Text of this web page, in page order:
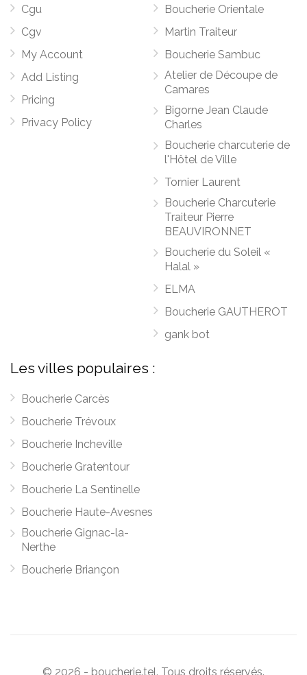
Cgu
Cgv
My Account
Add Listing
Pricing
Privacy Policy
Boucherie Orientale
Martin Traiteur
Boucherie Sambuc
Atelier de Découpe de
Camares
Bigorne Jean Claude
Charles
Boucherie charcuterie de
l'Hôtel de Ville
Tornier Laurent
Boucherie Charcuterie
Traiteur Pierre
BEAUVIRONNET
Boucherie du Soleil «
Halal »
ELMA
Boucherie GAUTHEROT
gank bot
Les villes populaires :
Boucherie Carcès
Boucherie Trévoux
Boucherie Incheville
Boucherie Gratentour
Boucherie La Sentinelle
Boucherie Haute-Avesnes
Boucherie Gignac-la-
Nerthe
Boucherie Briançon
© 2026 - boucherie.tel. Tous droits réservés.